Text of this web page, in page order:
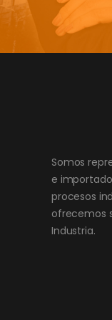
Somos
e
procesos
ofrecemos
Industria.